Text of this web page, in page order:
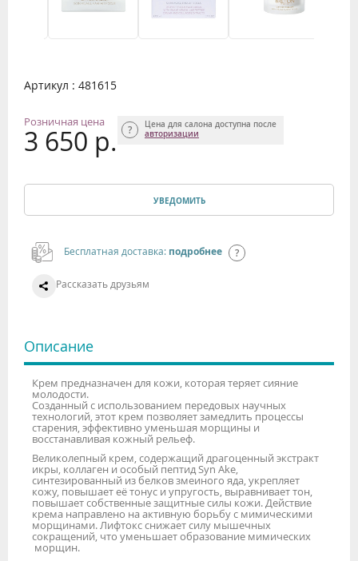
Артикул : 481615
Розничная цена
3 650 р.
Цена для салона доступна после
авторизации
УВЕДОМИТЬ
Бесплатная доставка: подробнее
Рассказать друзьям
Описание
Крем предназначен для кожи, которая теряет сияние
молодости.
Созданный с использованием передовых научных
технологий, этот крем позволяет замедлить процессы
старения, эффективно уменьшая морщины и
восстанавливая кожный рельеф.
Великолепный крем, содержащий драгоценный экстракт
икры, коллаген и особый пептид Syn Ake,
синтезированный из белков змеиного яда, укрепляет
кожу, повышает её тонус и упругость, выравнивает тон,
повышает собственные защитные силы кожи. Действие
крема направлено на активную борьбу с мимическими
морщинами. Лифтокс снижает силу мышечных
сокращений, что уменьшает образование мимических
морщин.